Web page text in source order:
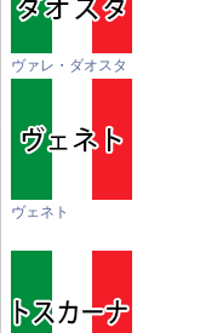
ヴァレ・ダオスタ
ヴェネト